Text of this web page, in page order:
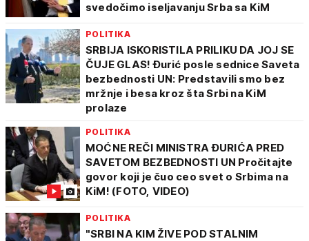
svedočimo iseljavanju Srba sa KiM
POLITIKA
SRBIJA ISKORISTILA PRILIKU DA JOJ SE
ČUJE GLAS! Đurić posle sednice Saveta
bezbednosti UN: Predstavili smo bez
mržnje i besa kroz šta Srbi na KiM
prolaze
POLITIKA
MOĆNE REČI MINISTRA ĐURIĆA PRED
SAVETOM BEZBEDNOSTI UN Pročitajte
govor koji je čuo ceo svet o Srbima na
KiM! (FOTO, VIDEO)
POLITIKA
"SRBI NA KIM ŽIVE POD STALNIM